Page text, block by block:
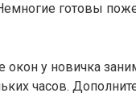
готовы
окон у новичка
часов.